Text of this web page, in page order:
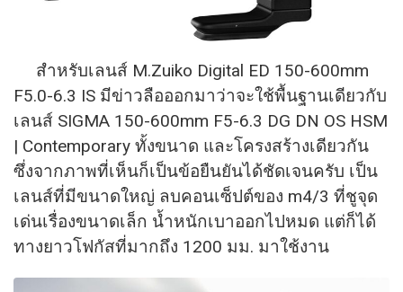
สำหรับเลนส์ M.Zuiko Digital ED 150-600mm
F5.0-6.3 IS มีข่าวลือออกมาว่าจะใช้พื้นฐานเดียวกับ
เลนส์ SIGMA 150-600mm F5-6.3 DG DN OS HSM
| Contemporary ทั้งขนาด และโครงสร้างเดียวกัน
ซึ่งจากภาพที่เห็นก็เป็นข้อยืนยันได้ชัดเจนครับ เป็น
เลนส์ที่มีขนาดใหญ่​ ลบคอนเซ็ปต์ของ m4/3 ที่ชูจุด
เด่นเรื่องขนาดเล็ก น้ำหนักเบาออกไปหมด แต่ก็ได้
ทางยาวโฟกัสที่มากถึง 1200 มม. มาใช้งาน